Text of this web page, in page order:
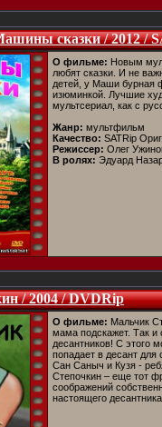
сказки / 2012 /
О фильме: Новым
любят сказки. И не
детей, у Маши бурная
изюминкой. Лучшие
мультсериал, как с
Жанр: мультфильм
Качество: SATRip
Режиссер: Олег
В ролях: Эдуард
/ 2004 / DVDRip
О фильме: Мальчик
мама подскажет. Так и
десантников! С этого
попадает в десант
Сан Саныч и Кузя -
Степочкин – еще тот
соображений
настоящего